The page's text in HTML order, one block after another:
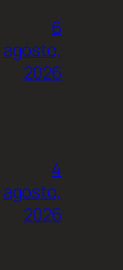
6
agosto,
2026
4
agosto,
2026